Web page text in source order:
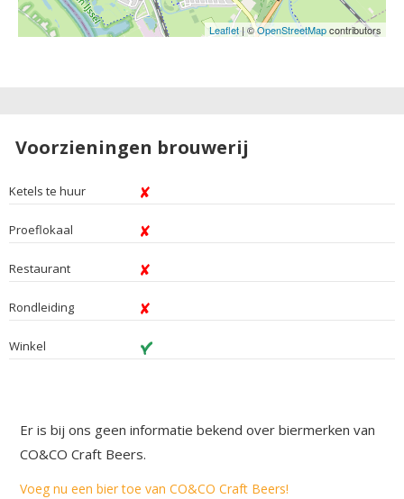
Leaflet| ©OpenStreetMapcontributors
Voorzieningen brouwerij
Ketels te huur
Proeflokaal
Restaurant
Rondleiding
Winkel
Er is bij ons geen informatie bekend over biermerken van
CO&CO Craft Beers.
Voeg nu een bier toe van CO&CO Craft Beers!